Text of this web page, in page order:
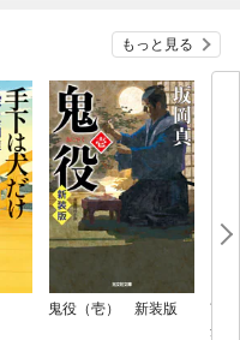
もっと見る
鬼役（壱） 新装版
南
舟